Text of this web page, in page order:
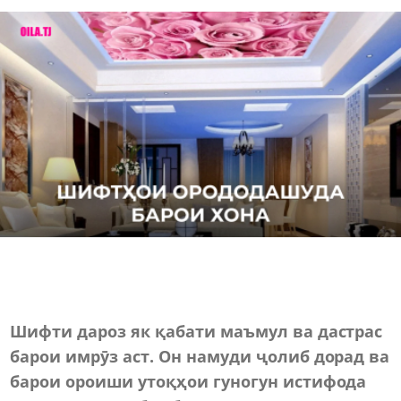
Шифти дароз як қабати маъмул ва дастрас
барои имрӯз аст. Он намуди ҷолиб дорад ва
барои ороиши утоқҳои гуногун истифода